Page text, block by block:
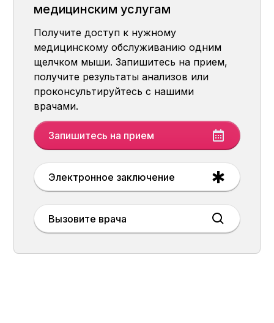
медицинским услугам
Получите доступ к нужному
медицинскому обслуживанию одним
щелчком мыши. Запишитесь на прием,
получите результаты анализов или
проконсультируйтесь с нашими
врачами.
Запишитесь на прием
Электронное заключение
Вызовите врача